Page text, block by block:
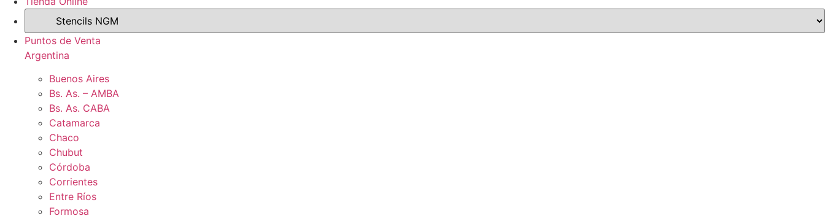
Puntos de Venta
Argentina
Buenos Aires
Bs. As. – AMBA
Bs. As. CABA
Catamarca
Chaco
Chubut
Córdoba
Corrientes
Entre Ríos
Formosa